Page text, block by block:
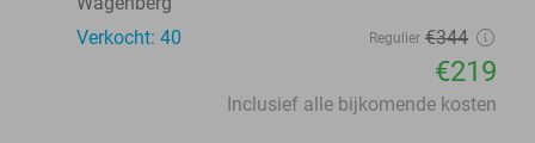
Verkocht: 40
Regulier €344
€219
Inclusief alle bijkomende kosten